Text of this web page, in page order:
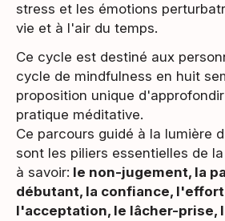
stress et les émotions
vie et à l'air du temps.
Ce cycle est destiné aux
cycle de mindfulness en huit
proposition unique
pratique méditative.
Ce parcours guidé à la lumière
sont les piliers essentielles de
à savoir: le non-jugement, la
débutant, la confiance,
l'acceptation, le lâcher-prise,